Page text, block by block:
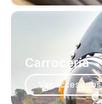
Carrocería
Ver accesorios